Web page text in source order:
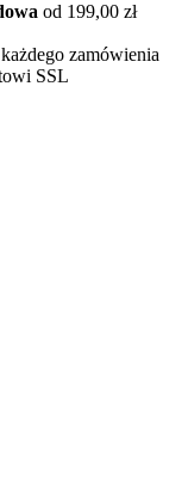
od 199,00 zł
zamówienia
SSL